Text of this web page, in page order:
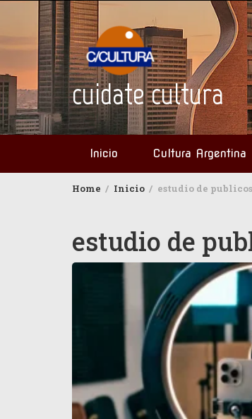
content
cuidate cultura
Inicio Cultura Argentina
Home Inicio estudio de publicos
estudio de